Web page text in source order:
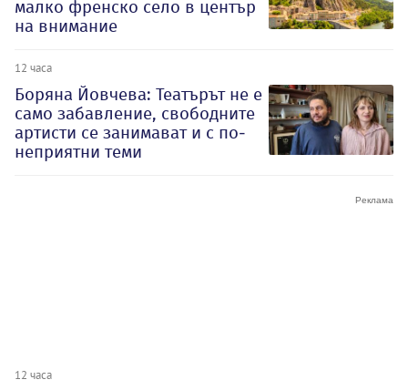
малко френско село в център
на внимание
12 часа
Боряна Йовчева: Театърът не е
само забавление, свободните
артисти се занимават и с по-
неприятни теми
12 часа